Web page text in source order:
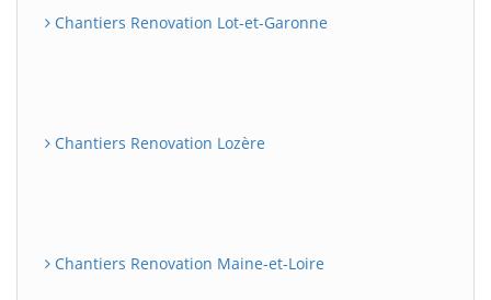
Chantiers Renovation Lot-et-Garonne
Chantiers Renovation Lozère
Chantiers Renovation Maine-et-Loire